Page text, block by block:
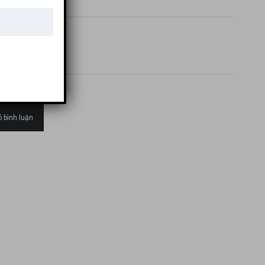
bình luận